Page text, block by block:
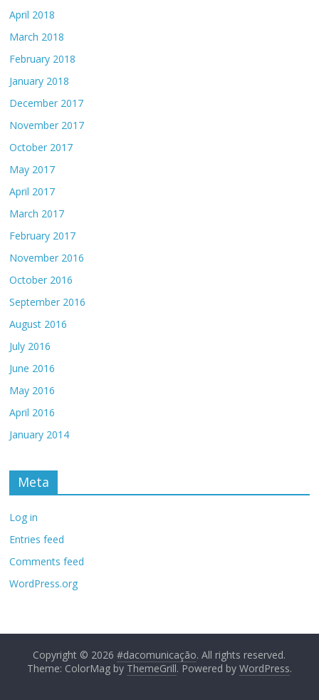
April 2018
March 2018
February 2018
January 2018
December 2017
November 2017
October 2017
May 2017
April 2017
March 2017
February 2017
November 2016
October 2016
September 2016
August 2016
July 2016
June 2016
May 2016
April 2016
January 2014
Meta
Log in
Entries feed
Comments feed
WordPress.org
Copyright © 2026#dacomunicação. All rights reserved.
Theme: ColorMag by ThemeGrill. Powered by WordPress.